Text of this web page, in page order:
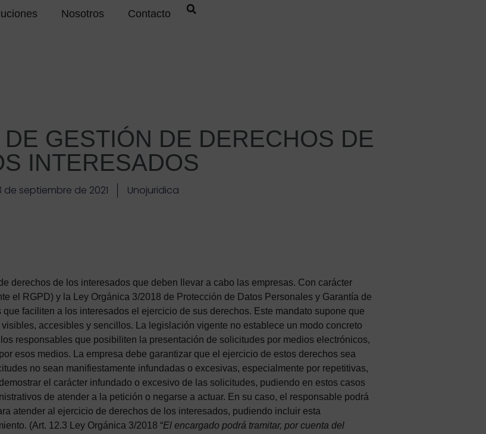
Nosotros Contacto
GESTIÓN DE DERECHOS DE
INTERESADOS
de septiembre de 2021 Unojuridica
derechos de los interesados que deben llevar a cabo las empresas. Con carácter
el RGPD) y la Ley Orgánica 3/2018 de Protección de Datos Personales y Garantía de
faciliten a los interesados el ejercicio de sus derechos. Este mandato supone que
accesibles y sencillos. La legislación vigente no establece un modo concreto
responsables que posibiliten la presentación de solicitudes por medios electrónicos,
esos medios. La empresa debe garantizar que el ejercicio de estos derechos sea
no sean manifiestamente infundadas o excesivas, especialmente por repetitivas,
el carácter infundado o excesivo de las solicitudes, pudiendo en estos casos
de atender a la petición o negarse a actuar. En su caso, el responsable podrá
atender al ejercicio de derechos de los interesados, pudiendo incluir esta
(Art. 12.3 Ley Orgánica 3/2018 “El encargado podrá tramitar, por cuenta del